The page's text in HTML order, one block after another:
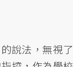
說法，無視了